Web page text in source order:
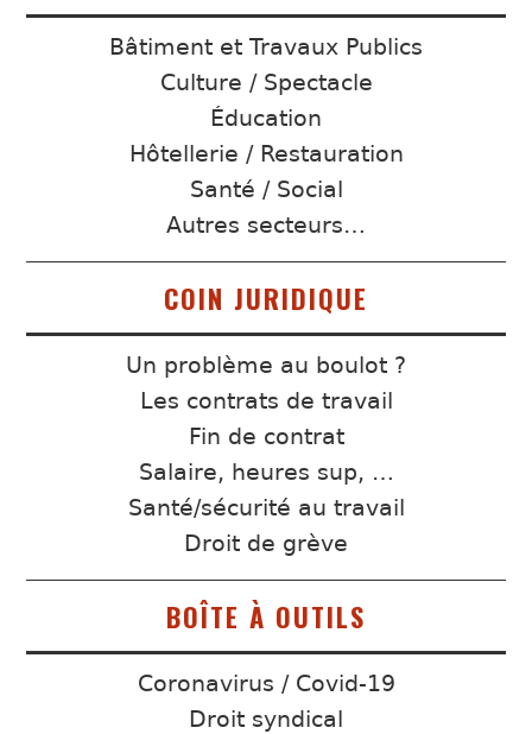
Bâtiment et Travaux Publics
Culture / Spectacle
Éducation
Hôtellerie / Restauration
Santé / Social
Autres secteurs…
COIN JURIDIQUE
Un problème au boulot ?
Les contrats de travail
Fin de contrat
Salaire, heures sup, …
Santé/sécurité au travail
Droit de grève
BOÎTE À OUTILS
Coronavirus / Covid-19
Droit syndical